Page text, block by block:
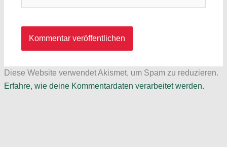
Diese Website verwendet Akismet, um Spam zu reduzieren.
Erfahre, wie deine Kommentardaten verarbeitet werden.